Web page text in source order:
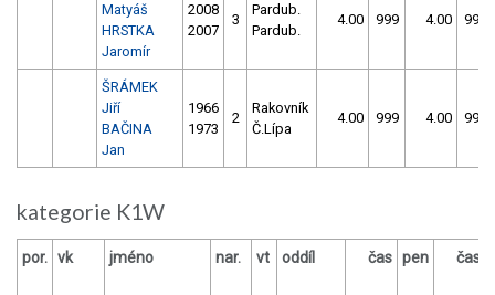
Matyáš
HRSTKA
Jaromír
2008
2007
3
Pardub.
Pardub.
4.00 999 4.00 999
ŠRÁMEK
Jiří
BAČINA
Jan
1966
1973
2
Rakovník
Č.Lípa
4.00 999 4.00 999
kategorie K1W
por. vk jméno nar. vt oddíl čas pen čas